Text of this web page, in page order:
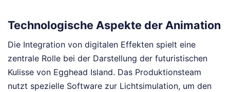
Technologische Aspekte der Animation
Die Integration von digitalen Effekten spielt eine
zentrale Rolle bei der Darstellung der futuristischen
Kulisse von Egghead Island. Das Produktionsteam
nutzt spezielle Software zur Lichtsimulation, um den